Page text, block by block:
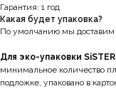
Гарантия: 1 год
Какая будет упаковка?
По умолчанию мы доставим
Для эко-упаковки
минимальное количество
подложке, упаковано в